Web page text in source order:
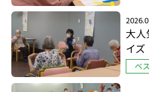
大
イズ
ベ